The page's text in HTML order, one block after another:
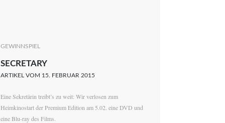
GEWINNSPIEL
SECRETARY
ARTIKEL VOM 15. FEBRUAR 2015
Eine Sekretärin treibt’s zu weit: Wir verlosen zum
Heimkinostart der Premium Edition am 5.02. eine DVD und
eine Blu-ray des Films.